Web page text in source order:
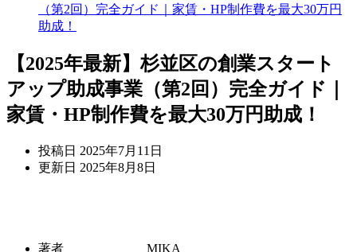
（第2回）完全ガイド｜家賃・HP制作費を最大30万円
助成！
【2025年最新】杉並区の創業スタート
アップ助成事業（第2回）完全ガイド｜
家賃・HP制作費を最大30万円助成！
投稿日 2025年7月11日
更新日 2025年8月8日
著者
MIKA